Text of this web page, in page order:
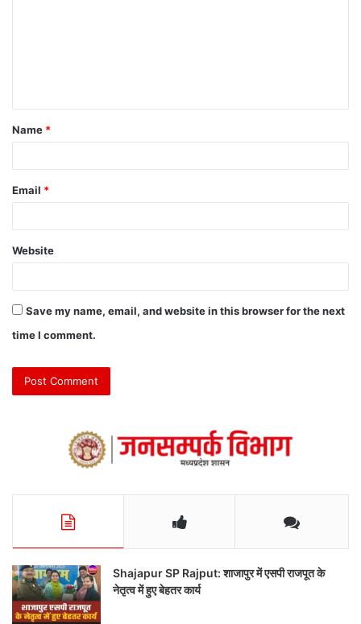
Name *
Email *
Website
Save my name, email, and website in this browser for the next
time I comment.
Shajapur SP Rajput: शाजापुर में एसपी राजपूत के
नेतृत्व में हुए बेहतर कार्य